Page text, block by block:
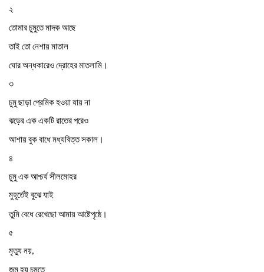
২
তোমারচুমুতেমাদকআছে
তাইতোনেশায়মাতাল
ঘোরঅন্ধকারেওদ্রোহেরমাতলামি ।
৩
চুমুছাড়াপ্রেমিকহওয়াযায়না
ঝড়েরএকএকটিরাতেরপরেও
আশায়বুকবাধেমধ্যবিত্তসকাল ।
৪
চুমুএকআশ্চর্যসীলমোহর
মুহূর্তেইবুঝেযাই
তুমিবেধেরেখেছোআমায়আষ্টেপৃষ্ঠে।
৫
মৃত্যুনয়,
জন্মহয়চুমুতে